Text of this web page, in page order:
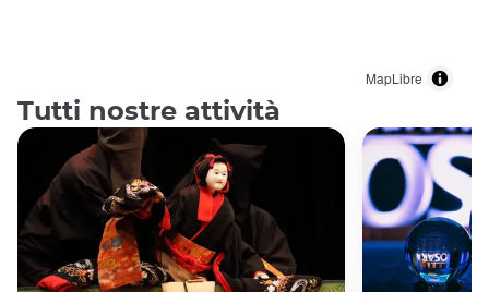
MapLibre
Tutti nostre attività